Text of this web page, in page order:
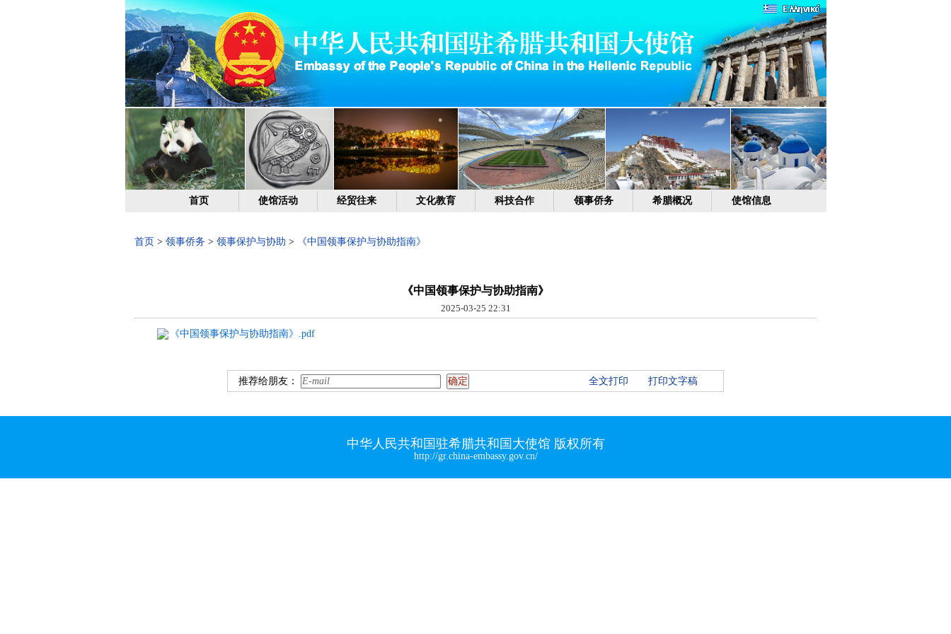
首页 使馆活动 经贸往来 文化教育 科技合作 领事侨务 希腊概况 使馆信息
首页 > 领事侨务 > 领事保护与协助 > 《中国领事保护与协助指南》
《中国领事保护与协助指南》
2025-03-25 22:31
《中国领事保护与协助指南》.pdf
推荐给朋友： 全文打印 打印文字稿
中华人民共和国驻希腊共和国大使馆 版权所有
http://gr.china-embassy.gov.cn/